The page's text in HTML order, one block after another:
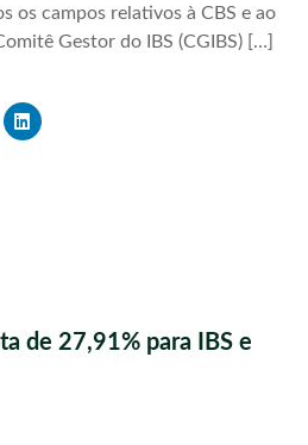
os campos relativos à CBS e ao
Gestor do IBS (CGIBS) […]
de 27,91% para IBS e